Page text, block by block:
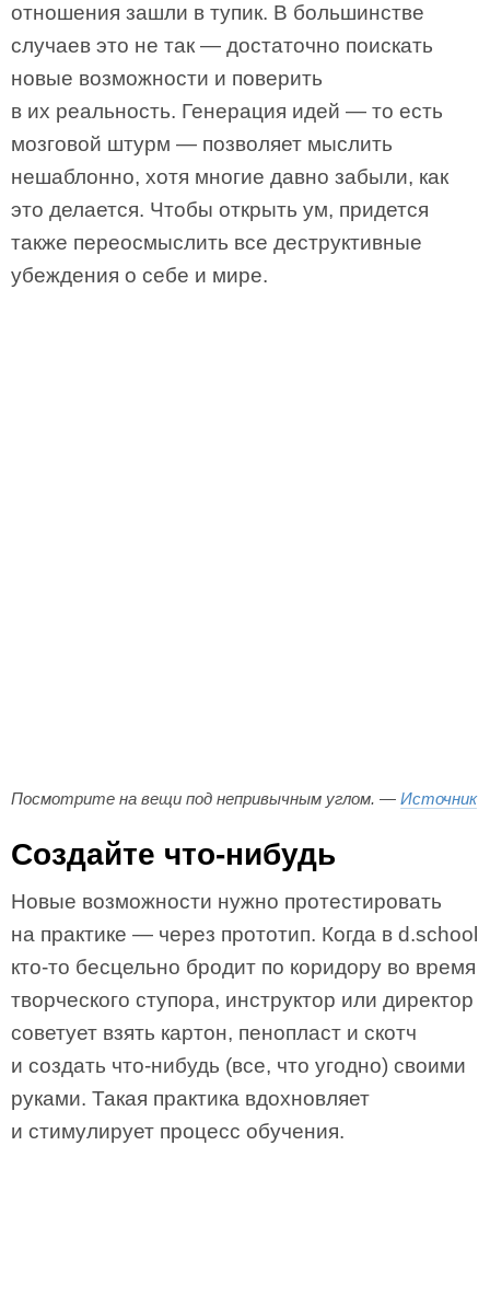
отношения зашли в тупик. В большинстве
случаев это не так — достаточно поискать
новые возможности и поверить
в их реальность. Генерация идей — то есть
мозговой штурм — позволяет мыслить
нешаблонно, хотя многие давно забыли, как
это делается. Чтобы открыть ум, придется
также переосмыслить все деструктивные
убеждения о себе и мире.
Посмотрите на вещи под непривычным углом. — Источник
Создайте что-нибудь
Новые возможности нужно протестировать
на практике — через прототип. Когда в d.school
кто-то бесцельно бродит по коридору во время
творческого ступора, инструктор или директор
советует взять картон, пенопласт и скотч
и создать что-нибудь (все, что угодно) своими
руками. Такая практика вдохновляет
и стимулирует процесс обучения.